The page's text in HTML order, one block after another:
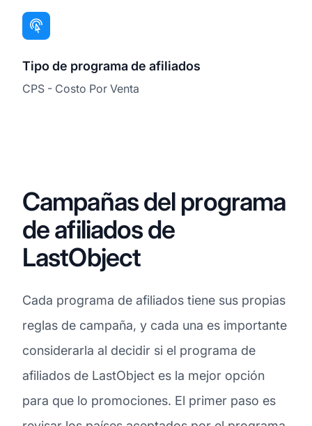
Tipo de programa de afiliados
CPS - Costo Por Venta
Campañas del programa
de afiliados de
LastObject
Cada programa de afiliados tiene sus propias
reglas de campaña, y cada una es importante
considerarla al decidir si el programa de
afiliados de LastObject es la mejor opción
para que lo promociones. El primer paso es